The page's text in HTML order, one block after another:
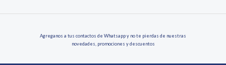
Agreganos a tus contactos de Whatsapp y no te pierdas de nuestras
novedades, promociones y descuentos